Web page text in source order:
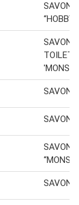
SAVON
“HOBBY”
SAVON
SAVON
SAVON
SAVON
SAVON